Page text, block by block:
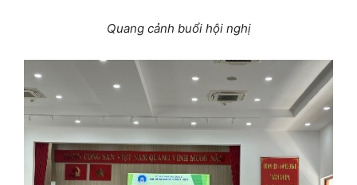
Quang cảnh buổi hội nghị